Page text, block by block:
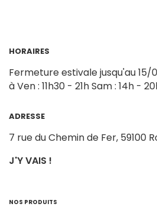
HORAIRES
Fermeture estivale jusqu'au 15/
à Ven : 11h30 - 21hSam : 14h -
ADRESSE
7 rue du Chemin de Fer, 59100
J'Y VAIS !
NOS PRODUITS